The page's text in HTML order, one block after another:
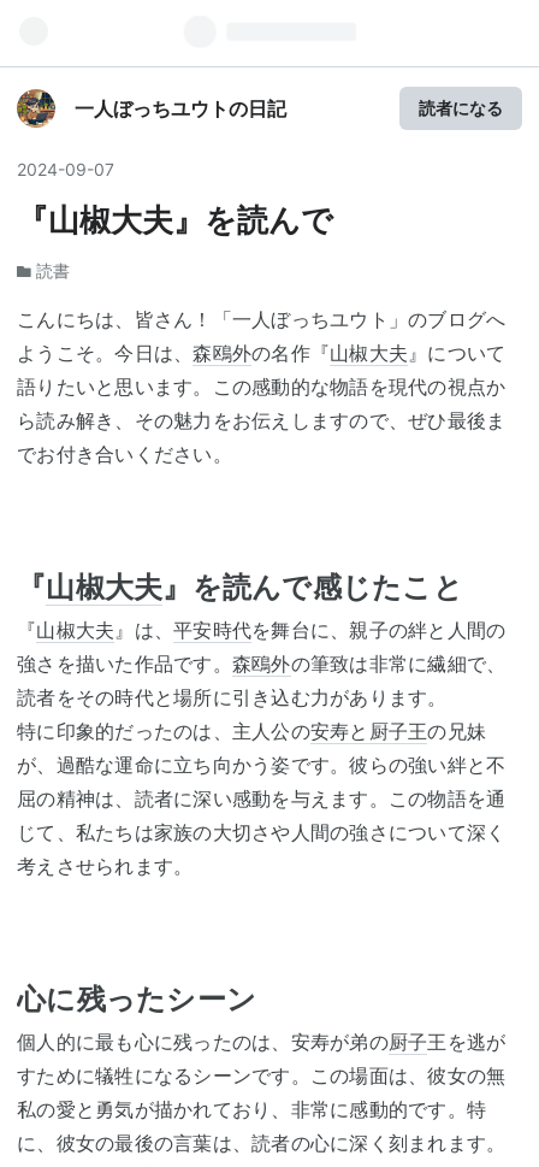
一人ぼっちユウトの日記 読者になる
2024-09-07
『山椒大夫』を読んで
読書
こんにちは、皆さん！「一人ぼっちユウト」のブログへ
ようこそ。今日は、森鴎外の名作『山椒大夫』について
語りたいと思います。この感動的な物語を現代の視点か
ら読み解き、その魅力をお伝えしますので、ぜひ最後ま
でお付き合いください。
『山椒大夫』を読んで感じたこと
『山椒大夫』は、 平安時代を舞台に、親子の絆と人間の
強さを描いた作品です。 森鴎外の筆致は非常に繊細で、
読者をその時代と場所に引き込む力があります。
特に印象的だったのは、主人公の安寿と厨子王の兄妹
が、過酷な運命に立ち向かう姿です。彼らの強い絆と不
屈の精神は、読者に深い感動を与えます。この物語を通
じて、私たちは家族の大切さや人間の強さについて深く
考えさせられます。
心に残ったシーン
個人的に最も心に残ったのは、安寿が弟の厨子王を逃が
すために犠牲になるシーンです。この場面は、彼女の無
私の愛と勇気が描かれており、非常に感動的です。特
に、彼女の最後の言葉は、読者の心に深く刻まれます。